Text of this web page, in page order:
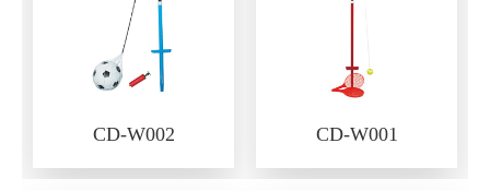
CD-W002 CD-W001